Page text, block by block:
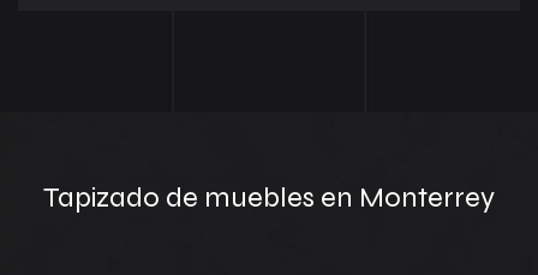
Tapizado de muebles en Monterrey